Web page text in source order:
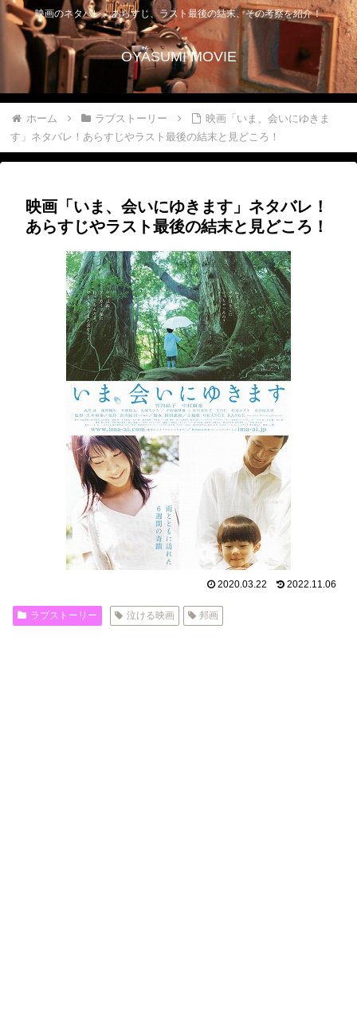
映画のネタバレ、あらすじ、ラスト最後の結末、その考察を紹介！
OYASUMI MOVIE
ホーム ラブストーリー
映画「いま、会いにゆきま
す」ネタバレ！あらすじやラスト最後の結末と見どころ！
映画「いま、会いにゆきます」ネタバレ！
あらすじやラスト最後の結末と見どころ！
2020.03.22 2022.11.06
ラブストーリー 泣ける映画 邦画